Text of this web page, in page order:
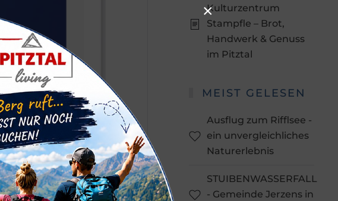
Kulturzentrum
Stampfle – Brot,
Handwerk & Genuss
im Pitztal
MEIST GELESEN
Ausflug zum Rifflsee -
ein unvergleichliches
Naturerlebnis
STUIBENWASSERFALL
- Gemeinde Jerzens in
×